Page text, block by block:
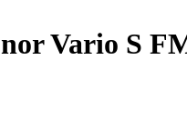
Vario S